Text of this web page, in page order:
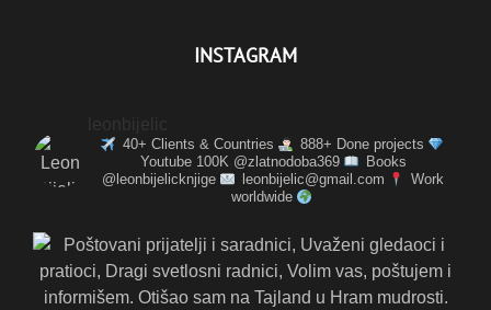
INSTAGRAM
40+ Clients & Countries
888+ Done projects
Youtube 100K @zlatnodoba369
Books
@leonbijelicknjige
leonbijelic@gmail.com
Work
worldwide